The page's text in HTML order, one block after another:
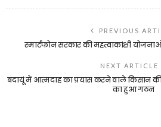
PREVIOUS
स्मार्टफोन सरकार की महत्वाकांक्षी
NEXT ARTICLE
बदायूं में आत्मदाह का प्रयास करने वाले किसान
का हुआ गठन